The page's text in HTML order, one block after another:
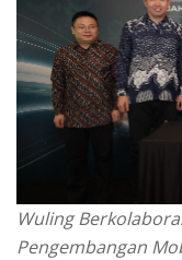
Wuling
Pengembangan